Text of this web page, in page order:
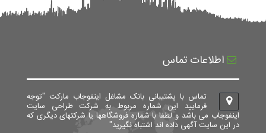
اطلاعات تماس
تماس با پشتیبانی بانک مشاغل اینفوجاب مارکت "توجه
فرمایید این شماره مربوط به شرکت طراحی سایت
اینفوجاب می باشد و لطفا با شماره فروشگاهها یا شرکتهای دیگری که
در این سایت آگهی داده اند اشتباه نگیرید"